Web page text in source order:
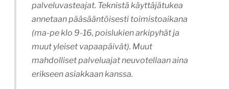
palveluvasteajat. Teknistä käyttäjätukea
annetaan pääsääntöisesti toimistoaikana
(ma-pe klo 9-16, poislukien arkipyhät ja
muut yleiset vapaapäivät). Muut
mahdolliset palveluajat neuvotellaan aina
erikseen asiakkaan kanssa.